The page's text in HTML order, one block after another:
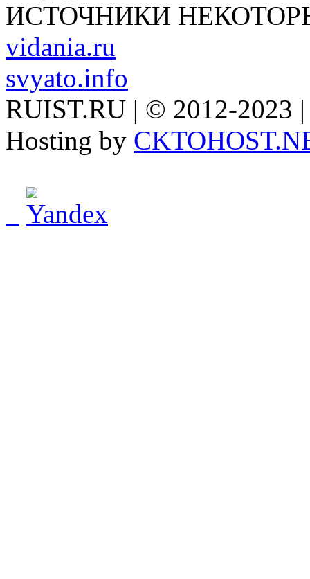
ИСТОЧНИКИ
vidania.ru
svyato.info
RUIST.RU | © 2012-2023
Hosting by